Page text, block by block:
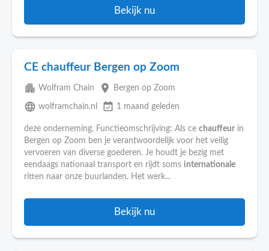
Bekijk nu
CE chauffeur Bergen op Zoom
apartment Wolfram Chain place Bergen op Zoom
language wolframchain.nl event_available 1 maand geleden
deze onderneming. Functieomschrijving: Als ce chauffeur in
Bergen op Zoom ben je verantwoordelijk voor het veilig
vervoeren van diverse goederen. Je houdt je bezig met
eendaags nationaal transport en rijdt soms internationale
ritten naar onze buurlanden. Het werk...
Bekijk nu